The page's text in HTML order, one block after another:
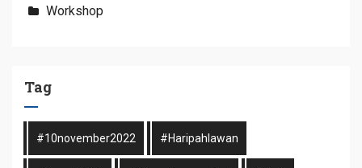
Workshop
Tag
#10november2022 #haripahlawan